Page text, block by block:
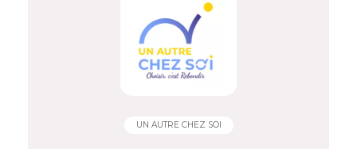
UN AUTRE CHEZ SOI